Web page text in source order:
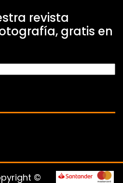
revista
gratis en
©